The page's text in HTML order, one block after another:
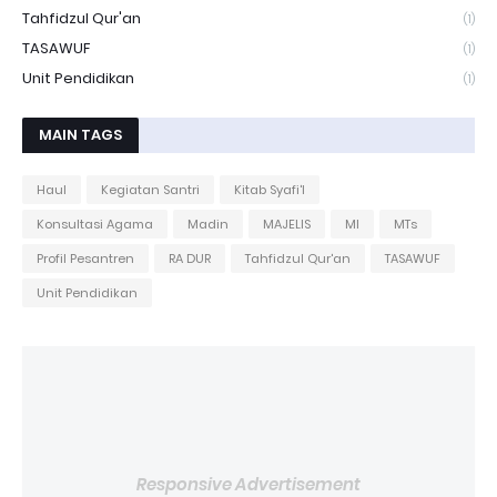
Tahfidzul Qur'an (1)
TASAWUF (1)
Unit Pendidikan (1)
MAIN TAGS
Haul Kegiatan Santri
Kitab Syafi'I
Konsultasi Agama
Madin MAJELIS MI
MTs
Profil Pesantren
RA DUR Tahfidzul Qur'an
TASAWUF
Unit Pendidikan
Responsive Advertisement